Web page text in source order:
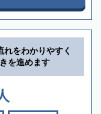
れをわかりやすく
を進めます